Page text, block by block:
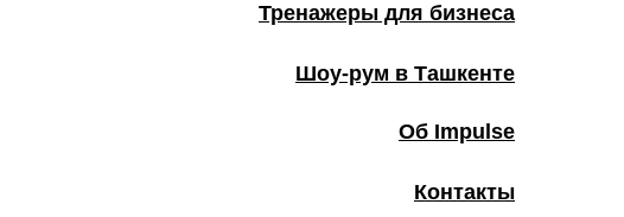
Тренажеры для бизнеса
Шоу-рум в Ташкенте
Об Impulse
Контакты